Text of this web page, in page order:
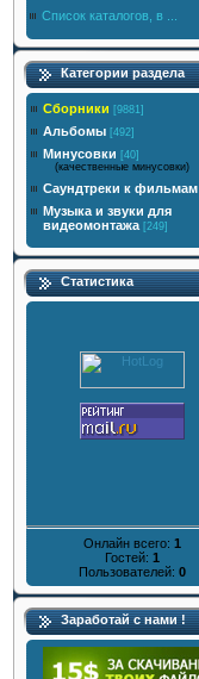
Список каталогов, в ...
Категории раздела
Сборники [9881]
Альбомы [492]
Минусовки [40]
(качественные минусовки)
Саундтреки к фильмам
Музыка и звуки для
видеомонтажа [249]
Статистика
Онлайн всего: 1
Гостей: 1
Пользователей: 0
Заработай с нами !